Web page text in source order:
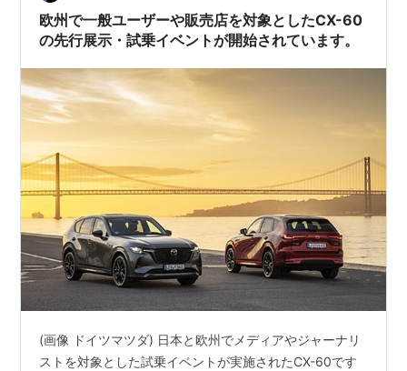
欧州で一般ユーザーや販売店を対象としたCX-60
の先行展示・試乗イベントが開始されています。
(画像 ドイツマツダ) 日本と欧州でメディアやジャーナリ
ストを対象とした試乗イベントが実施されたCX-60です